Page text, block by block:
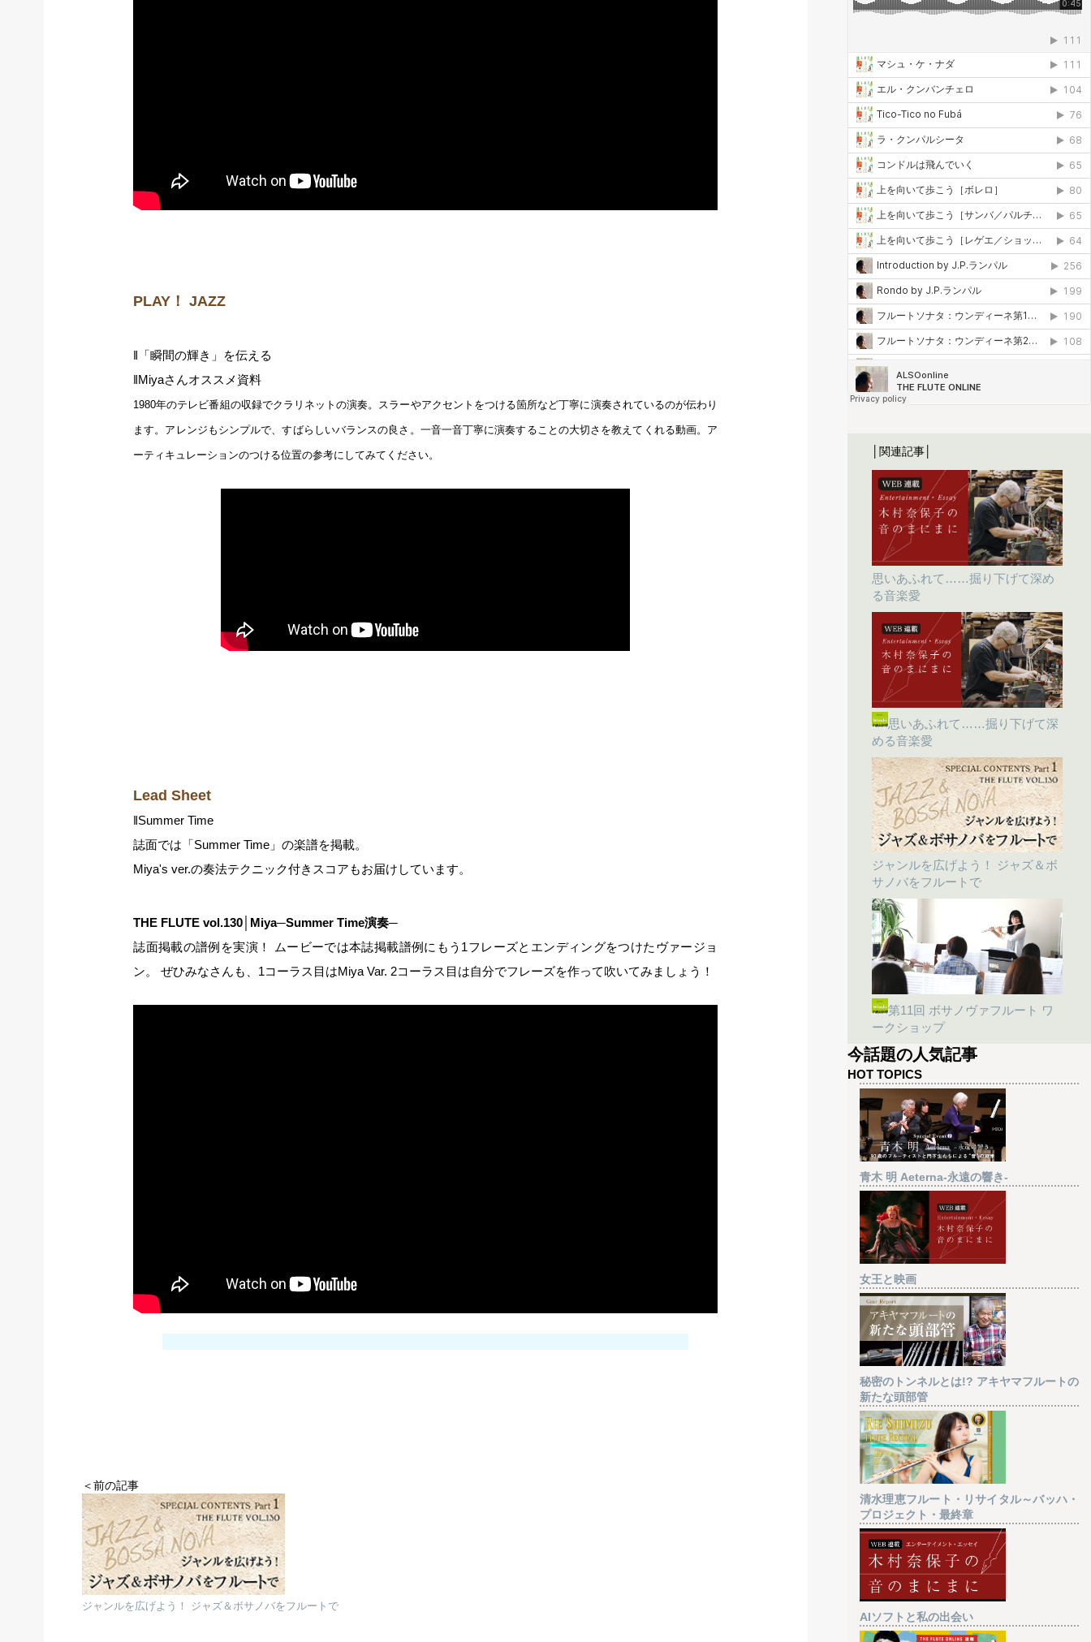
PLAY！ JAZZ
‖「瞬間の輝き」を伝える
‖Miyaさんオススメ資料
1980年のテレビ番組の収録でクラリネットの演奏。スラーやアクセントをつける箇所など丁寧に演奏されているのが伝わり
ます。アレンジもシンプルで、すばらしいバランスの良さ。一音一音丁寧に演奏することの大切さを教えてくれる動画。ア
ーティキュレーションのつける位置の参考にしてみてください。
Lead Sheet
‖Summer Time
誌面では「Summer Time」の楽譜を掲載。
Miya's ver.の奏法テクニック付きスコアもお届けしています。
THE FLUTE vol.130│Miya─Summer Time演奏─
誌面掲載の譜例を実演！ ムービーでは本誌掲載譜例にもう1フレーズとエンディングをつけたヴァージョ
ン。 ぜひみなさんも、1コーラス目はMiya Var. 2コーラス目は自分でフレーズを作って吹いてみましょう！
＜前の記事
ジャンルを広げよう！ ジャズ＆ボサノバをフルートで
│関連記事│
思いあふれて……掘り下げて深め
る音楽愛
思いあふれて……掘り下げて深
める音楽愛
ジャンルを広げよう！ ジャズ＆ボ
サノバをフルートで
第11回 ボサノヴァフルート ワ
ークショップ
今話題の人気記事
HOT TOPICS
青木 明 Aeterna-永遠の響き-
女王と映画
秘密のトンネルとは!? アキヤマフルートの
新たな頭部管
清水理恵フルート・リサイタル～バッハ・
プロジェクト・最終章
AIソフトと私の出会い